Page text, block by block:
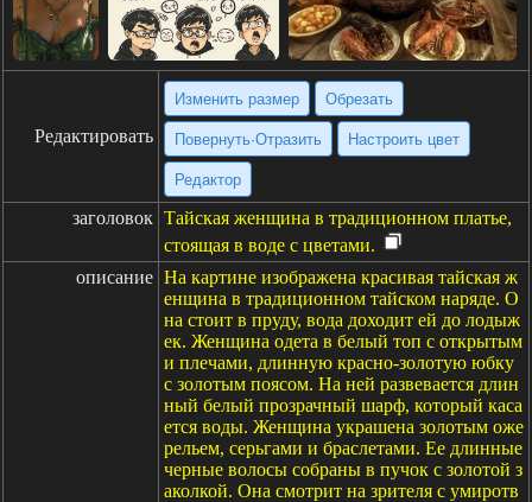
Редактировать
Изменить размер Обрезать
Повернуть·Отразить Настроить цвет
Редактор
заголовок Тайская женщина в традиционном платье,
стоящая в воде с цветами.
описание На картине изображена красивая тайская ж
енщина в традиционном тайском наряде. О
на стоит в пруду, вода доходит ей до лодыж
ек. Женщина одета в белый топ с открытым
и плечами, длинную красно-золотую юбку
с золотым поясом. На ней развевается длин
ный белый прозрачный шарф, который каса
ется воды. Женщина украшена золотым оже
рельем, серьгами и браслетами. Ее длинные
черные волосы собраны в пучок с золотой з
аколкой. Она смотрит на зрителя с умиротв